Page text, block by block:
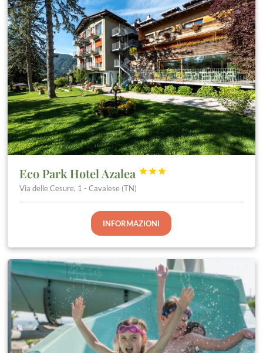
Eco Park Hotel Azalea 


Via delle Cesure, 1 - Cavalese (TN)
INFORMAZIONI